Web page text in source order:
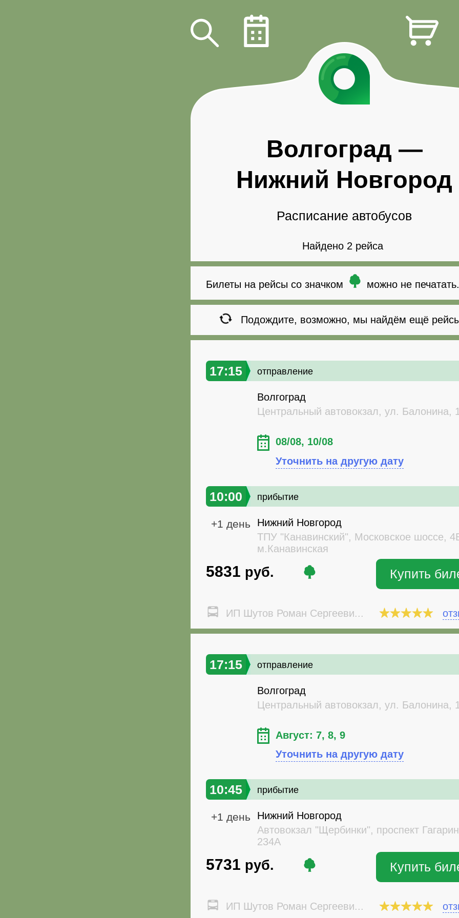
Волгоград —
Нижний Новгород
Расписание автобусов
Найдено 2 рейса
Билеты на рейсы со значком можно не печатать.
Подождите, возможно, мы найдём ещё
17:15 отправление
Волгоград
Центральный автовокзал, ул. Балонина,
08/08, 10/08
Уточнить на другую дату
10:00 прибытие
+1 день
Нижний Новгород
ТПУ "Канавинский", Московское шоссе,
м.Канавинская
5831 руб. Купить
ИП Шутов Роман Сергееви...
17:15 отправление
Волгоград
Центральный автовокзал, ул. Балонина,
Август: 7, 8, 9
Уточнить на другую дату
10:45 прибытие
+1 день
Нижний Новгород
Автовокзал "Щербинки", проспект
234А
5731 руб. Купить
ИП Шутов Роман Сергееви...